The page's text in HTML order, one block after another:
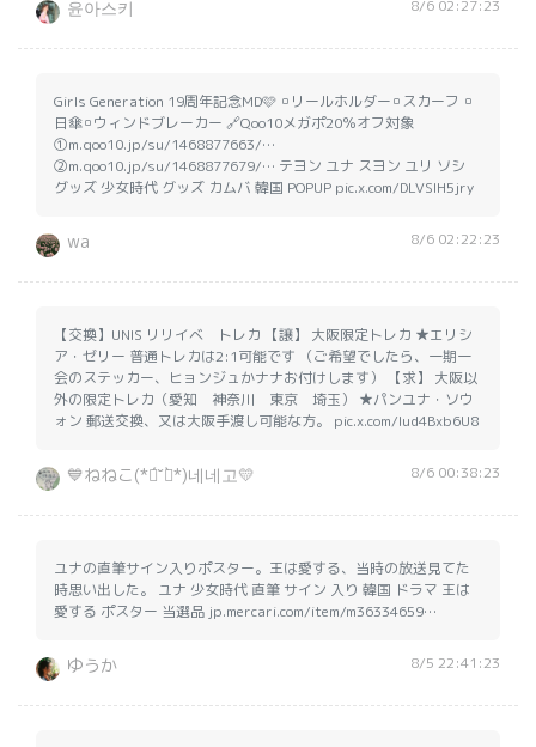
윤아스키 8/6 02:27:23
Girls Generation 19周年記念MD🩷 ▫️リールホルダー▫️スカーフ ▫️
日傘▫️ウィンドブレーカー 🔗Qoo10メガポ20％オフ対象
①m.qoo10.jp/su/1468877663/…
②m.qoo10.jp/su/1468877679/… テヨン ユナ スヨン ユリ ソシ
グッズ 少女時代 グッズ カムバ 韓国 POPUP pic.x.com/DLVSlH5jry
wa 8/6 02:22:23
【交換】UNIS リリイベ トレカ 【譲】 大阪限定トレカ ★エリシ
ア・ゼリー 普通トレカは2:1可能です （ご希望でしたら、一期一
会のステッカー、ヒョンジュかナナお付けします） 【求】 大阪以
外の限定トレカ（愛知 神奈川 東京 埼玉） ★パンユナ・ソウ
ォン 郵送交換、又は大阪手渡し可能な方。 pic.x.com/Iud4Bxb6U8
💙ねねこ(*ฅ́˘ฅ̀*)네네고💛 8/6 00:38:23
ユナの直筆サイン入りポスター。王は愛する、当時の放送見てた
時思い出した。 ユナ 少女時代 直筆 サイン 入り 韓国 ドラマ 王は
愛する ポスター 当選品 jp.mercari.com/item/m36334659…
ゆうか 8/5 22:41:23